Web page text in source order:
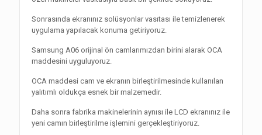
Sonrasında ekranınız solüsyonlar vasıtası ile temizlenerek
uygulama yapılacak konuma getiriyoruz.
Samsung A06 orijinal ön camlarımızdan birini alarak OCA
maddesini uyguluyoruz.
OCA maddesi cam ve ekranın birleştirilmesinde kullanılan
yalıtımlı oldukça esnek bir malzemedir.
Daha sonra fabrika makinelerinin aynısı ile LCD ekranınız ile
yeni camın birleştirilme işlemini gerçekleştiriyoruz.